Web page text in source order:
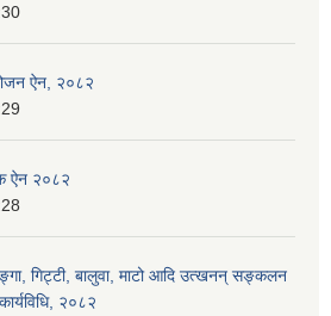
ऐन, २०८२
ऐन २०८२
गिट्टी, बालुवा, माटो आदि उत्खनन् सङ्कलन
२०८२